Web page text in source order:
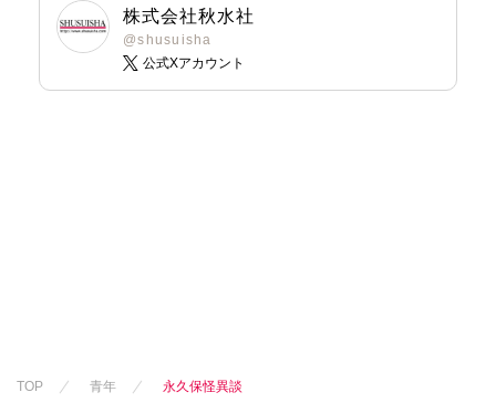
株式会社秋水社
@shusuisha
公式Xアカウント
TOP 青年 永久保怪異談